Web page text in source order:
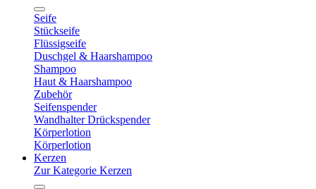
Seife
Stückseife
Flüssigseife
Duschgel & Haarshampoo
Shampoo
Haut & Haarshampoo
Zubehör
Seifenspender
Wandhalter Drückspender
Körperlotion
Körperlotion
Kerzen
Zur Kategorie Kerzen